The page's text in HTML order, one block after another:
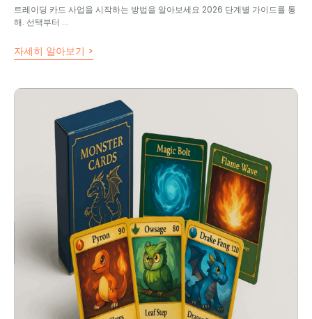
트레이딩 카드 사업을 시작하는 방법을 알아보세요 2026 단계별 가이드를 통
해. 선택부터 ...
자세히 알아보기 >